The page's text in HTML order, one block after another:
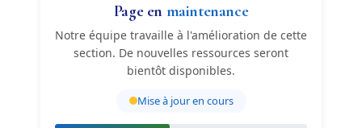
Page en maintenance
Notre équipe travaille à l'amélioration de cette
section. De nouvelles ressources seront
bientôt disponibles.
Mise à jour en cours